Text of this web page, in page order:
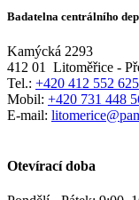
Badatelna centrálního
Kamýcká 2293
412 01
Litoměřice -
Tel.: +420 412 552 625
Mobil: +420 731 448
E-mail:
Otevírací doba